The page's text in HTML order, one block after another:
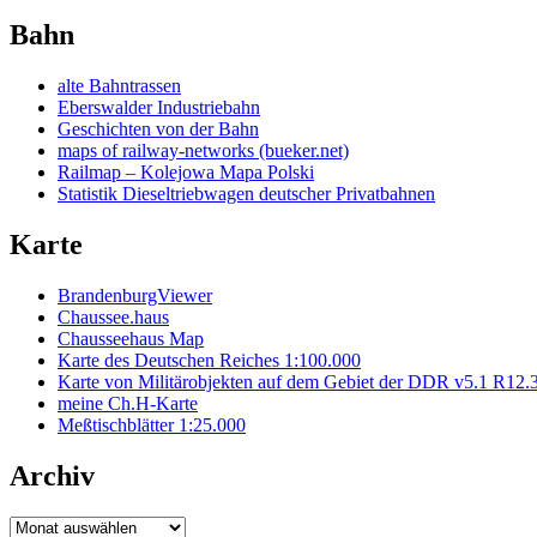
Bahn
alte Bahntrassen
Eberswalder Industriebahn
Geschichten von der Bahn
maps of railway-networks (bueker.net)
Railmap – Kolejowa Mapa Polski
Statistik Dieseltriebwagen deutscher Privatbahnen
Karte
BrandenburgViewer
Chaussee.haus
Chausseehaus Map
Karte des Deutschen Reiches 1:100.000
Karte von Militärobjekten auf dem Gebiet der DDR v5.1
meine Ch.H-Karte
Meßtischblätter 1:25.000
Archiv
Archiv